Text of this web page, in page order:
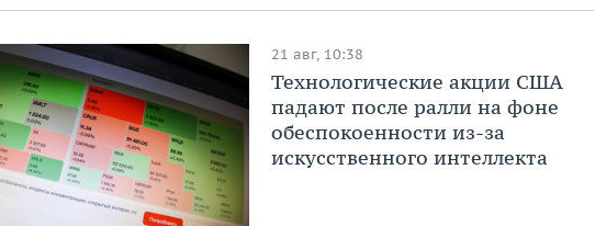
21 авг, 10:38
Технологические акции США
падают после ралли на фоне
обеспокоенности из-за
искусственного интеллекта